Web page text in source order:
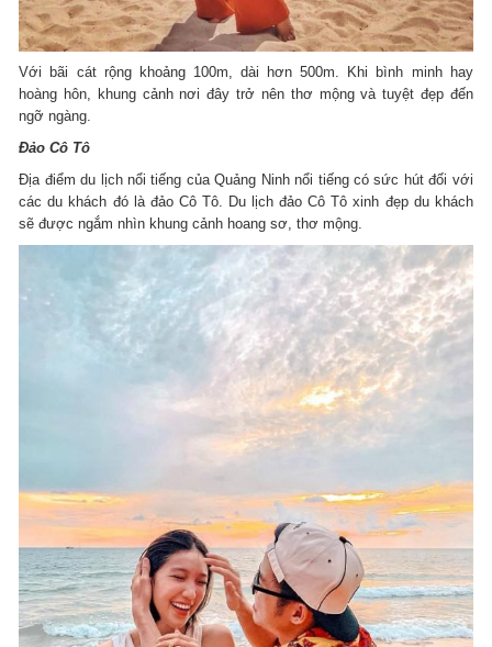
Với bãi cát rộng khoảng 100m, dài hơn 500m. Khi bình minh hay
hoàng hôn, khung cảnh nơi đây trở nên thơ mộng và tuyệt đẹp đến
ngỡ ngàng.
Đảo Cô Tô
Địa điểm du lịch nổi tiếng của Quảng Ninh nổi tiếng có sức hút đối với
các du khách đó là đảo Cô Tô. Du lịch đảo Cô Tô xinh đẹp du khách
sẽ được ngắm nhìn khung cảnh hoang sơ, thơ mộng.